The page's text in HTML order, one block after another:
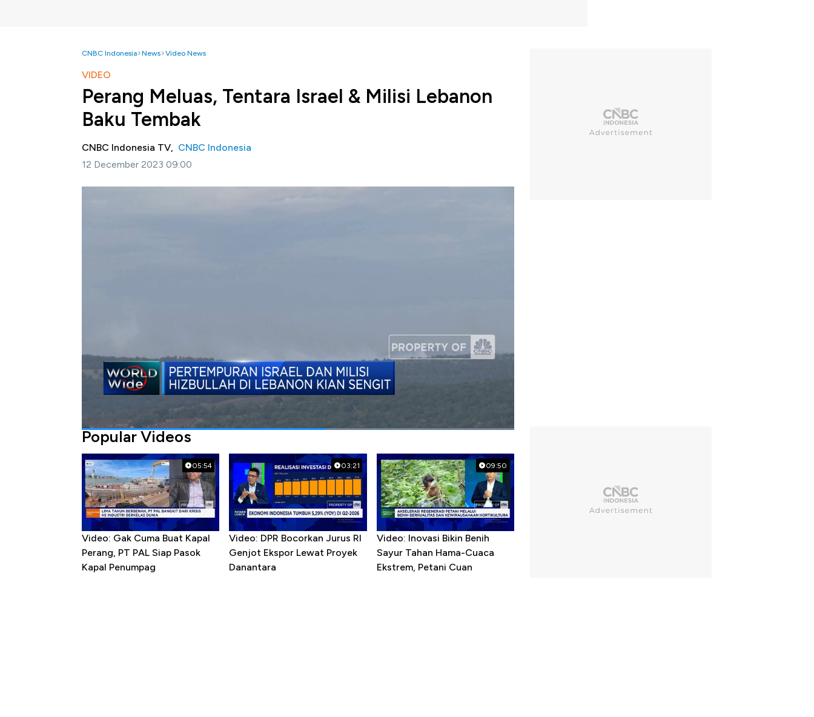
CNBC Indonesia News Video News
VIDEO
Perang Meluas, Tentara Israel & Milisi Lebanon
Baku Tembak
CNBC Indonesia TV, CNBC Indonesia
12 December 2023 09:00
#israel #hizbullah #lebanon #tel aviv
Popular Videos
05:54
Video: Gak Cuma Buat Kapal
Perang, PT PAL Siap Pasok
Kapal Penumpag
03:21
Video: DPR Bocorkan Jurus RI
Genjot Ekspor Lewat Proyek
Danantara
09:50
Video: Inovasi Bikin Benih
Sayur Tahan Hama-Cuaca
Ekstrem, Petani Cuan